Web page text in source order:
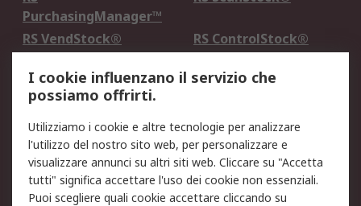
PurchasingManager™
RS VendStock®
RS ControlStock®
Legale
Informativa Cookie
Informativa Privacy -
Aggiornata
Email Security
Termini d'uso
Condizioni di vendita
Condizioni generali di
I cookie influenzano il servizio che
possiamo offrirti.
Utilizziamo i cookie e altre tecnologie per analizzare
l'utilizzo del nostro sito web, per personalizzare e
visualizzare annunci su altri siti web. Cliccare su "Accetta
tutti" significa accettare l'uso dei cookie non essenziali.
Puoi scegliere quali cookie accettare cliccando su